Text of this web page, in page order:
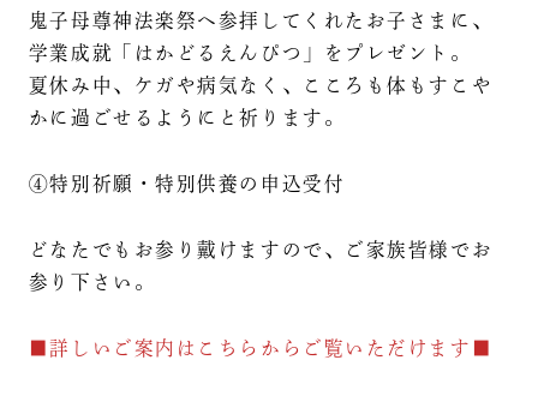
鬼子母尊神法楽祭へ参拝してくれたお子さまに、
学業成就「はかどるえんぴつ」をプレゼント。
夏休み中、ケガや病気なく、こころも体もすこや
かに過ごせるようにと祈ります。
④特別祈願・特別供養の申込受付
どなたでもお参り戴けますので、ご家族皆様でお
参り下さい。
■詳しいご案内はこちらからご覧いただけます■